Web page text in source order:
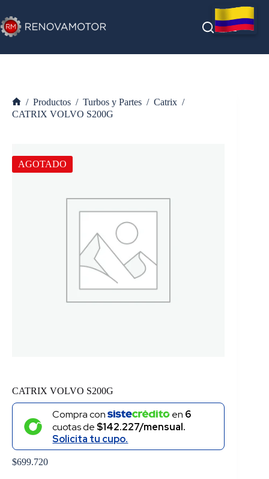
al
contenido
Inicio
/ Productos / Turbos y Partes / Catrix /
CATRIX VOLVO S200G
AGOTADO
CATRIX VOLVO S200G
Compra con en 6
cuotas de $142.227/mensual.
Solicita tu cupo.
$699.720